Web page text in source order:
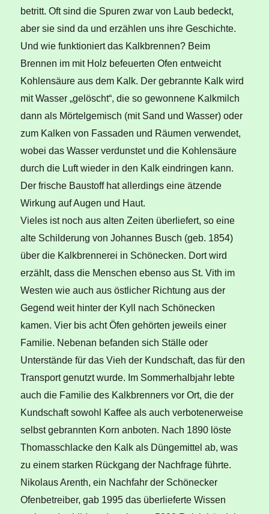
betritt. Oft sind die Spuren zwar von Laub bedeckt,
aber sie sind da und erzählen uns ihre Geschichte.
Und wie funktioniert das Kalkbrennen? Beim
Brennen im mit Holz befeuerten Ofen entweicht
Kohlensäure aus dem Kalk. Der gebrannte Kalk wird
mit Wasser „gelöscht“, die so gewonnene Kalkmilch
dann als Mörtelgemisch (mit Sand und Wasser) oder
zum Kalken von Fassaden und Räumen verwendet,
wobei das Wasser verdunstet und die Kohlensäure
durch die Luft wieder in den Kalk eindringen kann.
Der frische Baustoff hat allerdings eine ätzende
Wirkung auf Augen und Haut.
Vieles ist noch aus alten Zeiten überliefert, so eine
alte Schilderung von Johannes Busch (geb. 1854)
über die Kalkbrennerei in Schönecken. Dort wird
erzählt, dass die Menschen ebenso aus St. Vith im
Westen wie auch aus östlicher Richtung aus der
Gegend weit hinter der Kyll nach Schönecken
kamen. Vier bis acht Öfen gehörten jeweils einer
Familie. Nebenan befanden sich Ställe oder
Unterstände für das Vieh der Kundschaft, das für den
Transport genutzt wurde. Im Sommerhalbjahr lebte
auch die Familie des Kalkbrenners vor Ort, die der
Kundschaft sowohl Kaffee als auch verbotenerweise
selbst gebrannten Korn anboten. Nach 1890 löste
Thomasschlacke den Kalk als Düngemittel ab, was
zu einem starken Rückgang der Nachfrage führte.
Nikolaus Arenth, ein Nachfahr der Schönecker
Ofenbetreiber, gab 1995 das überlieferte Wissen